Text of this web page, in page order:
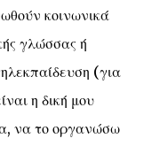
κοινωνικά
γλώσσας ή
(για
η δική μου
να το οργανώσω